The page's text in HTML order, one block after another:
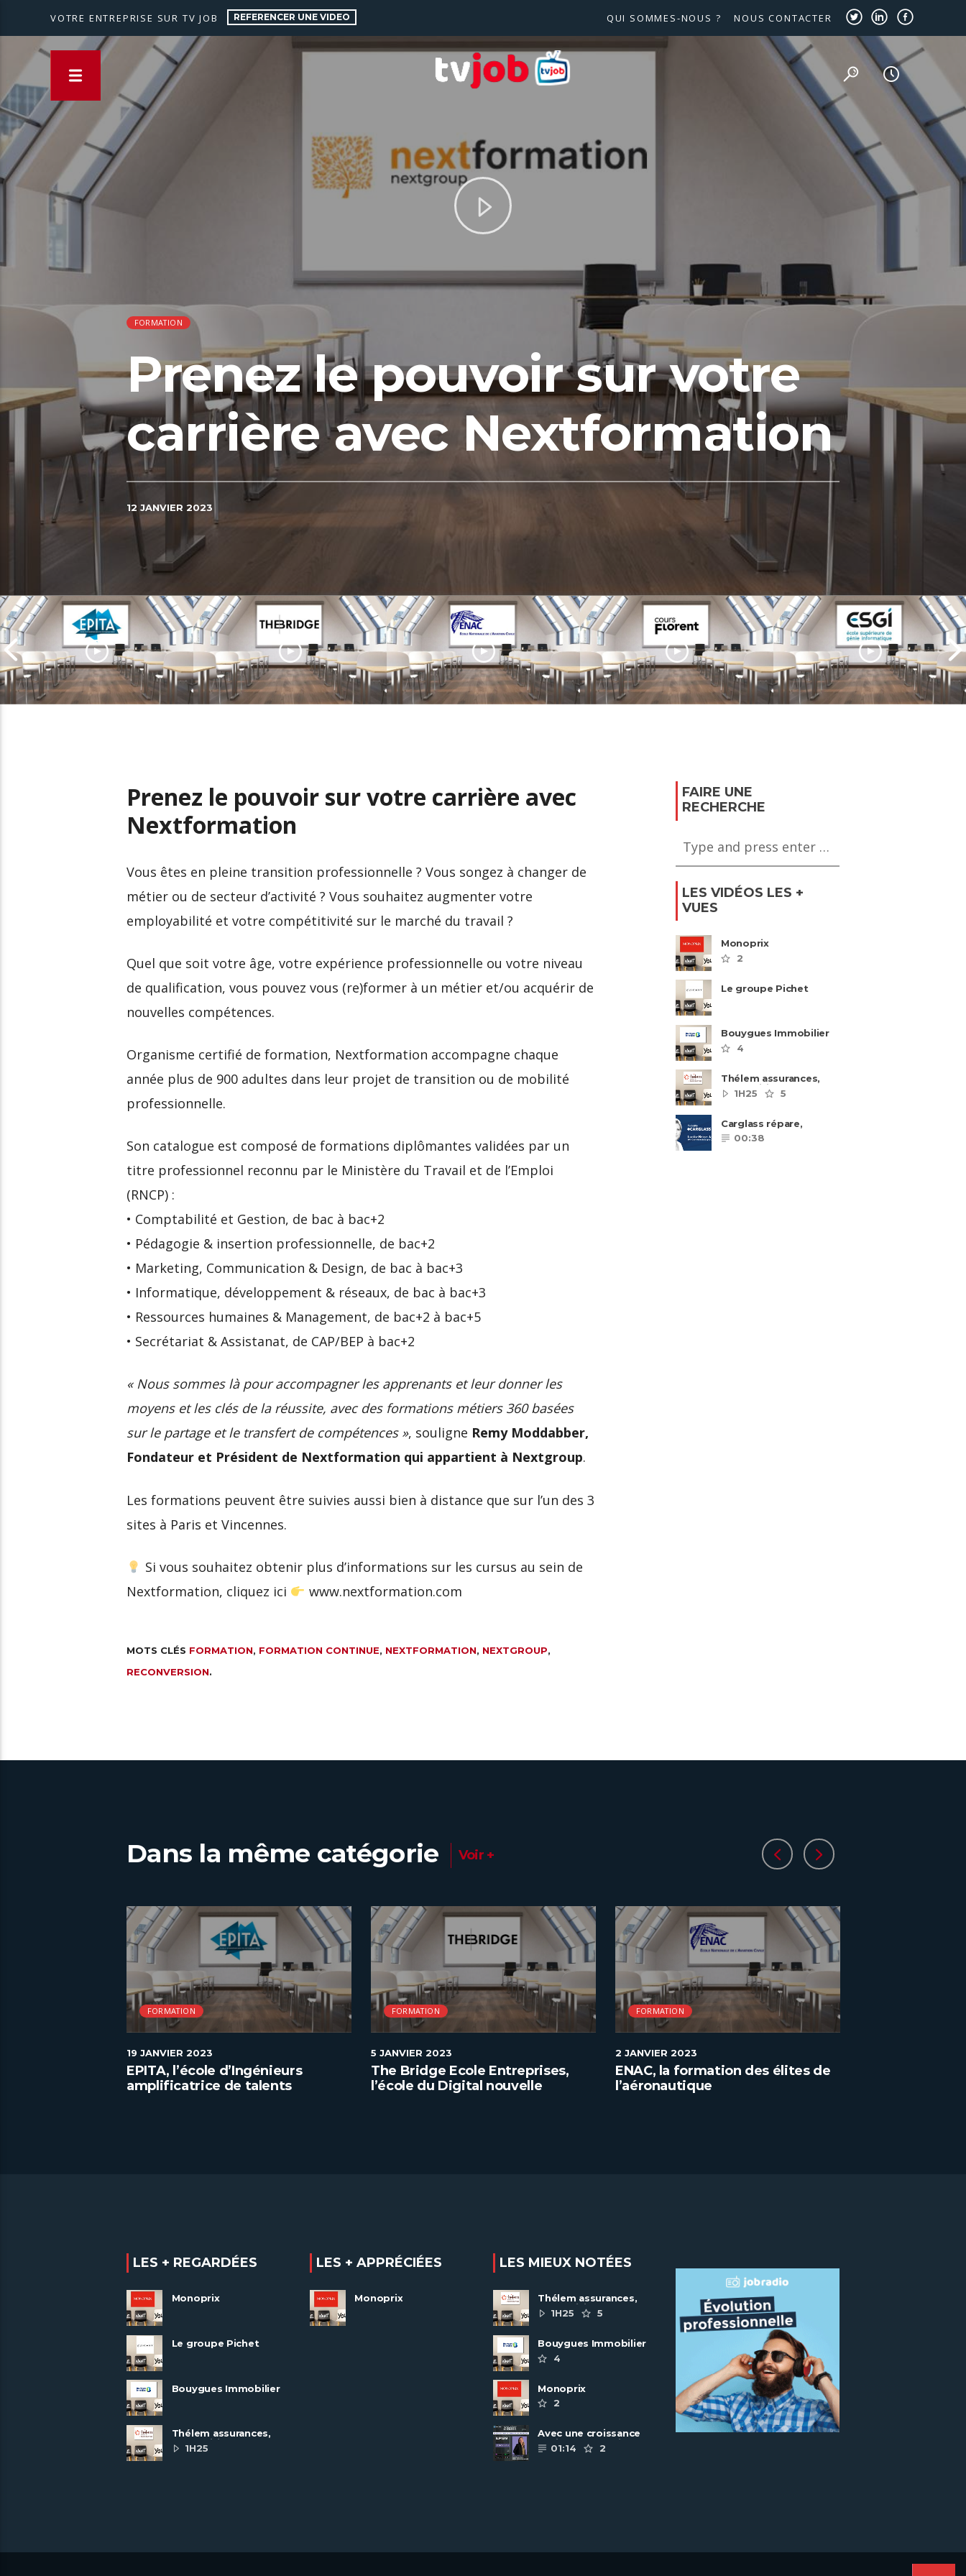
VOTRE ENTREPRISE SUR TV JOB REFERENCER UNE VIDEO NOUS CONTACTER
QUI SOMMES-NOUS ?
FORMATION
Prenez le pouvoir sur votre
carrière avec Nextformation
12 JANVIER 2023
génération à Paris
élites de l’aéronautique
internationale
Prenez le pouvoir sur votre carrière avec
Nextformation
Vous êtes en pleine transition professionnelle ? Vous songez à changer de
métier ou de secteur d’activité ? Vous souhaitez augmenter votre
employabilité et votre compétitivité sur le marché du travail ?
Quel que soit votre âge, votre expérience professionnelle ou votre niveau
de qualification, vous pouvez vous (re)former à un métier et/ou acquérir de
nouvelles compétences.
Organisme certifié de formation, Nextformation accompagne chaque
année plus de 900 adultes dans leur projet de transition ou de mobilité
professionnelle.
Son catalogue est composé de formations diplômantes validées par un
titre professionnel reconnu par le Ministère du Travail et de l’Emploi
(RNCP) :
• Comptabilité et Gestion, de bac à bac+2
• Pédagogie & insertion professionnelle, de bac+2
• Marketing, Communication & Design, de bac à bac+3
• Informatique, développement & réseaux, de bac à bac+3
• Ressources humaines & Management, de bac+2 à bac+5
• Secrétariat & Assistanat, de CAP/BEP à bac+2
« Nous sommes là pour accompagner les apprenants et leur donner les
moyens et les clés de la réussite, avec des formations métiers 360 basées
sur le partage et le transfert de compétences », souligne Remy Moddabber,
Fondateur et Président de Nextformation qui appartient à Nextgroup.
Les formations peuvent être suivies aussi bien à distance que sur l’un des 3
sites à Paris et Vincennes.
Si vous souhaitez obtenir plus d’informations sur les cursus au sein de
Nextformation, cliquez ici
www.nextformation.com
MOTS CLÉS FORMATION, FORMATION CONTINUE, NEXTFORMATION, NEXTGROUP,
RECONVERSION.
FAIRE UNE
RECHERCHE
LES VIDÉOS LES +
VUES
Monoprix
2
Le groupe Pichet
Bouygues Immobilier
recrute autour de 8
pôles métiers
4
Thélem assurances,
une politique RH
ambitieuse
1H25 5
Carglass répare,
Carglass remplace et
Carglass embauche
00:38
Dans la même catégorie Voir +
FORMATION
19 JANVIER 2023
EPITA, l’école d’Ingénieurs
amplificatrice de talents
FORMATION
5 JANVIER 2023
The Bridge Ecole Entreprises,
l’école du Digital nouvelle
FORMATION
2 JANVIER 2023
ENAC, la formation des élites de
l’aéronautique
LES + REGARDÉES
Monoprix
Le groupe Pichet
Bouygues Immobilier
Thélem assurances,
une politique RH
ambitieuse
1H25
LES + APPRÉCIÉES
Monoprix
LES MIEUX NOTÉES
Thélem assurances,
une politique RH
ambitieuse
1H25 5
Bouygues Immobilier
recrute autour de 8
pôles métiers
4
Monoprix
2
Avec une croissance
toujours dynamique, le
groupe Scalian
01:14 2